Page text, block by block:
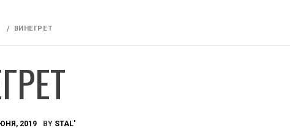
ВИНЕГРЕТ
2019 BY STAL'